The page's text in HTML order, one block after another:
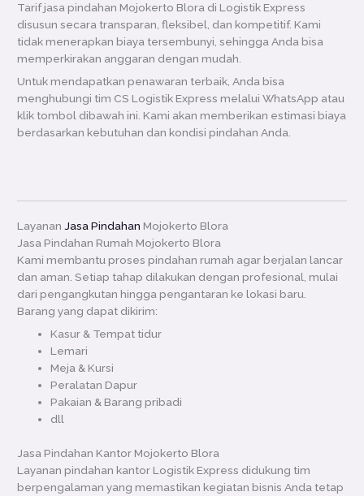
Tarif jasa pindahan Mojokerto Blora di Logistik Express
disusun secara transparan, fleksibel, dan kompetitif. Kami
tidak menerapkan biaya tersembunyi, sehingga Anda bisa
memperkirakan anggaran dengan mudah.
Untuk mendapatkan penawaran terbaik, Anda bisa
menghubungi tim CS Logistik Express melalui WhatsApp atau
klik tombol dibawah ini. Kami akan memberikan estimasi biaya
berdasarkan kebutuhan dan kondisi pindahan Anda.
LayananJasa Pindahan Mojokerto Blora
Jasa Pindahan Rumah Mojokerto Blora
Kami membantu proses pindahan rumah agar berjalan lancar
dan aman. Setiap tahap dilakukan dengan profesional, mulai
dari pengangkutan hingga pengantaran ke lokasi baru.
Barang yang dapat dikirim:
Kasur & Tempat tidur
Lemari
Meja & Kursi
Peralatan Dapur
Pakaian & Barang pribadi
dll
Jasa Pindahan Kantor Mojokerto Blora
Layanan pindahan kantor Logistik Express didukung tim
berpengalaman yang memastikan kegiatan bisnis Anda tetap